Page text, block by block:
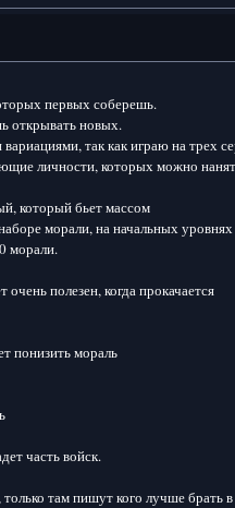
первых соберешь.
открывать новых.
так как играю на трех
личности, которых можно
который бьет массом
морали, на начальных
морали.
полезен, когда прокачается
понизить мораль
часть войск.
там пишут кого лучше брать